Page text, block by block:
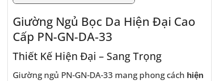
Giường Ngủ Bọc Da Hiện Đại Cao
Cấp PN-GN-DA-33
Thiết Kế Hiện Đại – Sang Trọng
Giường ngủ PN-GN-DA-33 mang phong cách hiện